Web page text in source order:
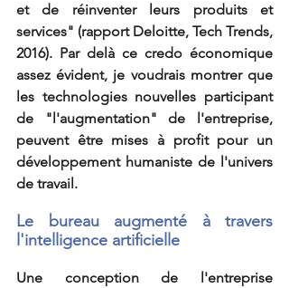
et de réinventer leurs produits et
services" (rapport Deloitte, Tech Trends,
2016). Par delà ce credo économique
assez évident, je voudrais montrer que
les technologies nouvelles participant
de "l'augmentation" de l'entreprise,
peuvent être mises à profit pour un
développement humaniste de l'univers
de travail.
Le bureau augmenté à travers
l'intelligence artificielle
Une conception de l'entreprise